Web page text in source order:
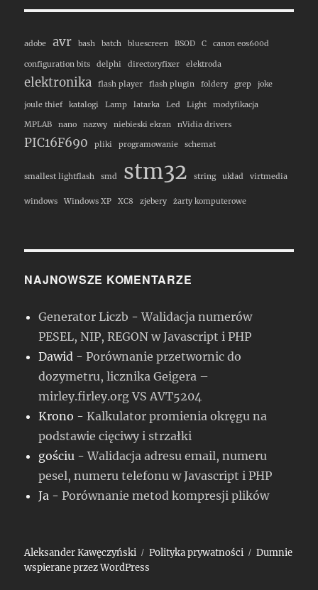
adobe avr bash batch bluescreen BSOD C canon eos600d
configuration bits delphi directoryfixer elektroda
elektronika flash player flash plugin foldery grep joke
joule thief katalogi Lamp latarka Led Light modyfikacja
MPLAB nano nazwy niebieski ekran nVidia drivers
PIC16F690 pliki programowanie schemat
smallest lightflash smd stm32 string układ virtmedia
windows Windows XP XC8 zjebery żarty komputerowe
NAJNOWSZE KOMENTARZE
Generator Liczb -Walidacja numerów
PESEL, NIP, REGON w Javascript i PHP
Dawid -Porównanie przetwornic do
dozymetru, licznika Geigera –
mirley.firley.org VS AVT5204
Krono -Kalkulator promienia okręgu na
podstawie cięciwy i strzałki
gościu -Walidacja adresu email, numeru
pesel, numeru telefonu w Javascript i PHP
Ja -Porównanie metod kompresji plików
Aleksander Kawęczyński Polityka prywatności
Dumnie
wspierane przez WordPress